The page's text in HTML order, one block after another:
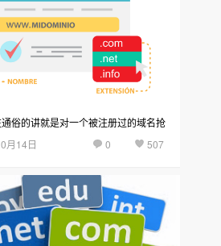
俗的讲就是对一个被注册过的域名抢
月14日 507
0